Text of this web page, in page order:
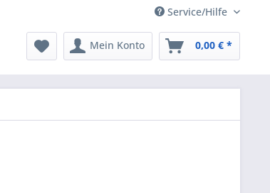
Service/Hilfe
Mein Konto 0,00 € *